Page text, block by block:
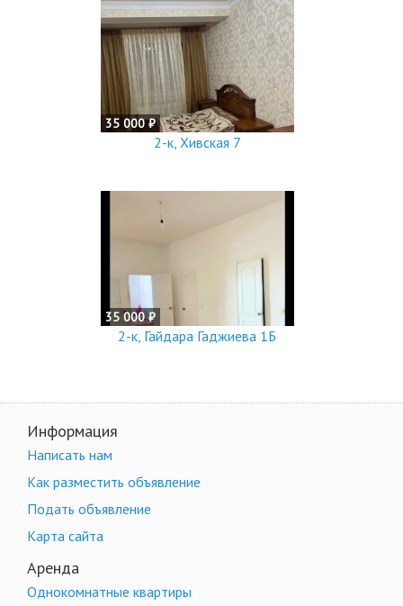
35 000 ₽
2-к, Хивская 7
35 000 ₽
2-к, Гайдара Гаджиева 1Б
Информация
Написать нам
Как разместить объявление
Подать объявление
Карта сайта
Аренда
Однокомнатные квартиры